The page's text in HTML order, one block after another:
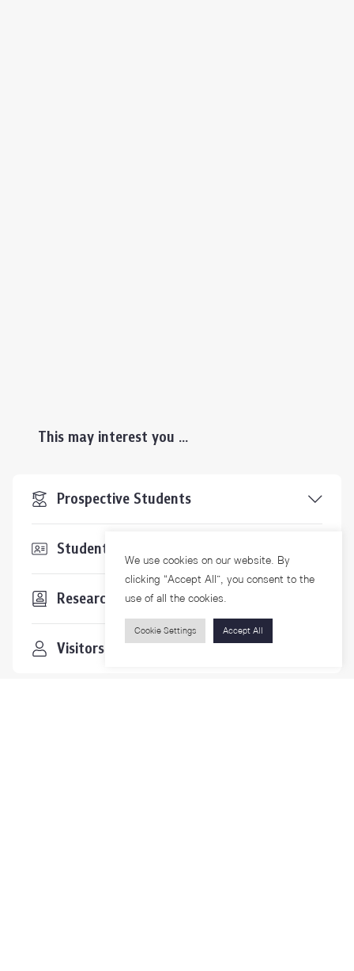
This may interest you ...
Prospective Students
Students & Staffs
Researchers
Visitors
We use cookies on our website. By
clicking “Accept All”, you consent to the
use of all the cookies.
Cookie Settings Accept All